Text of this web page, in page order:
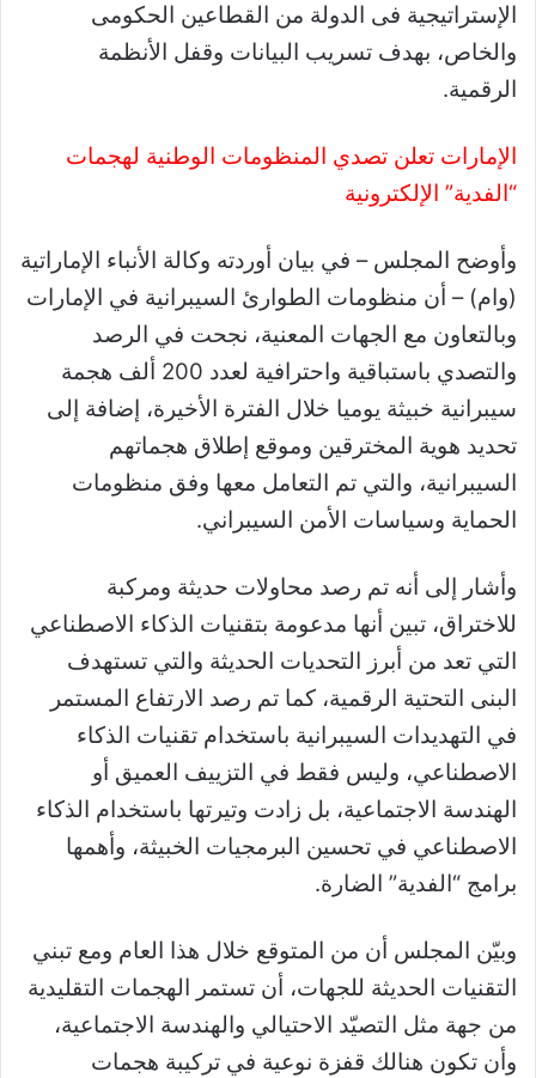
الإستراتيجية فى الدولة من القطاعين الحكومى
والخاص، بهدف تسريب البيانات وقفل الأنظمة
الرقمية.
الإمارات تعلن تصدي المنظومات الوطنية لهجمات
“الفدية” الإلكترونية
وأوضح المجلس – في بيان أوردته وكالة الأنباء الإماراتية
(وام) – أن منظومات الطوارئ السيبرانية في الإمارات
وبالتعاون مع الجهات المعنية، نجحت في الرصد
والتصدي باستباقية واحترافية لعدد 200 ألف هجمة
سيبرانية خبيثة يوميا خلال الفترة الأخيرة، إضافة إلى
تحديد هوية المخترقين وموقع إطلاق هجماتهم
السيبرانية، والتي تم التعامل معها وفق منظومات
الحماية وسياسات الأمن السيبراني.
وأشار إلى أنه تم رصد محاولات حديثة ومركبة
للاختراق، تبين أنها مدعومة بتقنيات الذكاء الاصطناعي
التي تعد من أبرز التحديات الحديثة والتي تستهدف
البنى التحتية الرقمية، كما تم رصد الارتفاع المستمر
في التهديدات السيبرانية باستخدام تقنيات الذكاء
الاصطناعي، وليس فقط في التزييف العميق أو
الهندسة الاجتماعية، بل زادت وتيرتها باستخدام الذكاء
الاصطناعي في تحسين البرمجيات الخبيثة، وأهمها
برامج “الفدية” الضارة.
وبيّن المجلس أن من المتوقع خلال هذا العام ومع تبني
التقنيات الحديثة للجهات، أن تستمر الهجمات التقليدية
من جهة مثل التصيّد الاحتيالي والهندسة الاجتماعية،
وأن تكون هنالك قفزة نوعية في تركيبة هجمات